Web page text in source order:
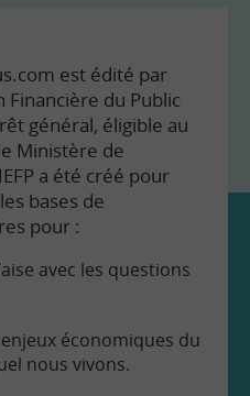
est édité par
Financière du Public
général, éligible au
Ministère de
a été créé pour
bases de
pour :
avec les questions
économiques du
nous vivons.